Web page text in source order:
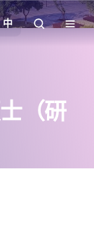
中
（研